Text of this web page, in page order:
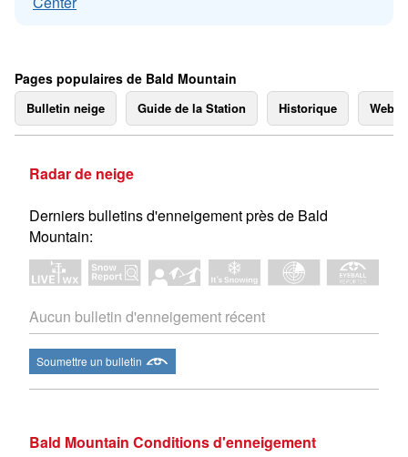
Pages populaires de Bald Mountain
Bulletin neige Guide de la Station Historique
Radar de neige
Derniers bulletins d'enneigement près de Bald
Mountain:
Aucun bulletin d'enneigement récent
Soumettre un bulletin
Bald Mountain Conditions d'enneigement